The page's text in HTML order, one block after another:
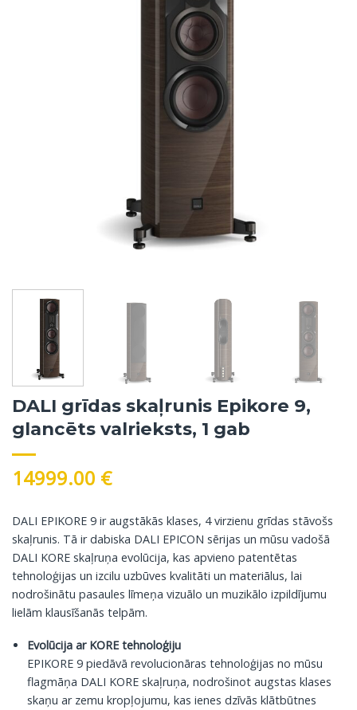
DALI grīdas skaļrunis Epikore 9,
glancēts valrieksts, 1 gab
14999.00 €
DALI EPIKORE 9 ir augstākās klases, 4 virzienu grīdas stāvošs
skaļrunis. Tā ir dabiska DALI EPICON sērijas un mūsu vadošā
DALI KORE skaļruņa evolūcija, kas apvieno patentētas
tehnoloģijas un izcilu uzbūves kvalitāti un materiālus, lai
nodrošinātu pasaules līmeņa vizuālo un muzikālo izpildījumu
lielām klausīšanās telpām.
Evolūcija ar KORE tehnoloģiju
EPIKORE 9 piedāvā revolucionāras tehnoloģijas no mūsu
flagmāņa DALI KORE skaļruņa, nodrošinot augstas klases
skaņu ar zemu kropļojumu, kas ienes dzīvās klātbūtnes